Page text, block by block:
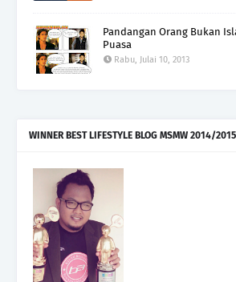
Pandangan Orang Bukan
Puasa
Rabu, Julai 10, 2013
WINNER BEST LIFESTYLE BLOG MSMW 2014/2015